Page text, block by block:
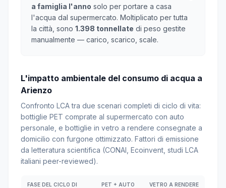
a famiglia l'anno solo per portare a casa
l'acqua dal supermercato. Moltiplicato per tutta
la città, sono 1.398 tonnellate di peso gestite
manualmente — carico, scarico, scale.
L'impatto ambientale del consumo di acqua a
Arienzo
Confronto LCA tra due scenari completi di ciclo di vita:
bottiglie PET comprate al supermercato con auto
personale, e bottiglie in vetro a rendere consegnate a
domicilio con furgone ottimizzato. Fattori di emissione
da letteratura scientifica (CONAI, Ecoinvent, studi LCA
italiani peer-reviewed).
FASE DEL CICLO DI
PET + AUTO
VETRO A RENDERE